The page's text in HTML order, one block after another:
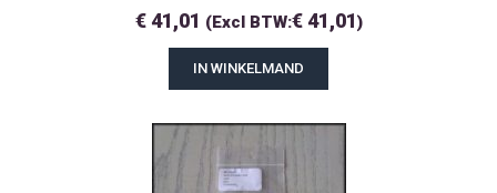
€41,01 (Excl BTW:€41,01)
IN WINKELMAND